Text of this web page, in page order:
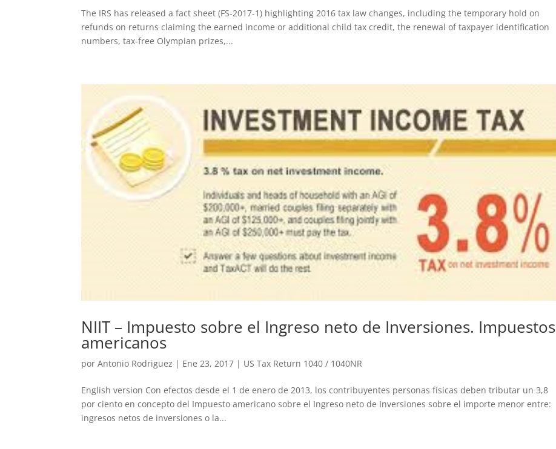
The IRS has released a fact sheet (FS-2017-1) highlighting 2016 tax law changes, including the temporary hold on
refunds on returns claiming the earned income or additional child tax credit, the renewal of taxpayer identification
numbers, tax-free Olympian prizes,...
NIIT – Impuesto sobre el Ingreso neto de Inversiones. Impuestos
americanos
porAntonio Rodriguez | Ene 23, 2017 | US Tax Return 1040 / 1040NR
English version Con efectos desde el 1 de enero de 2013, los contribuyentes personas físicas deben tributar un 3,8
por ciento en concepto del Impuesto americano sobre el Ingreso neto de Inversiones sobre el importe menor entre:
ingresos netos de inversiones o la...